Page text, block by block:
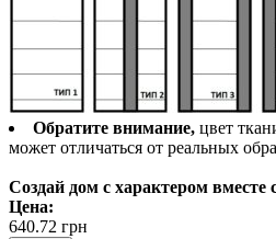
Обратите внимание, цвет
может отличаться от реальных
Создай дом с характером вместе
Цена:
640.72 грн